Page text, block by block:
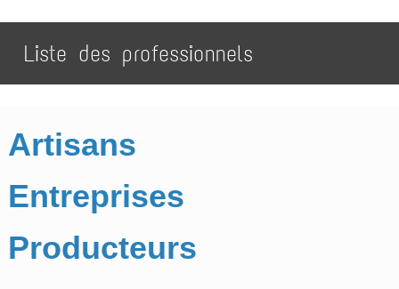
Liste des professionnels
Artisans
Entreprises
Producteurs